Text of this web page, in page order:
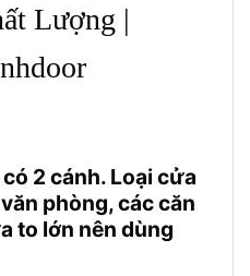
Lượng |
2 cánh. Loại cửa
phòng, các căn
to lớn nên dùng